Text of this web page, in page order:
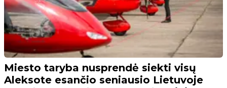
Miesto taryba nusprendė siekti visų
Aleksote esančio seniausio Lietuvoje